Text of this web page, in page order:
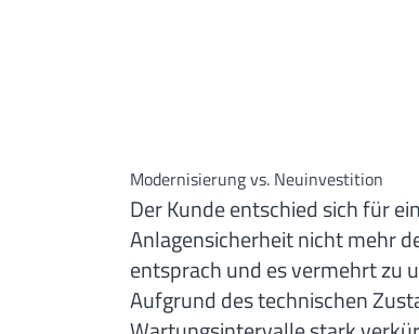
Modernisierung vs. Neuinvestition
Der Kunde entschied sich für
Anlagensicherheit nicht mehr
entsprach und es vermehrt zu
Aufgrund des technischen